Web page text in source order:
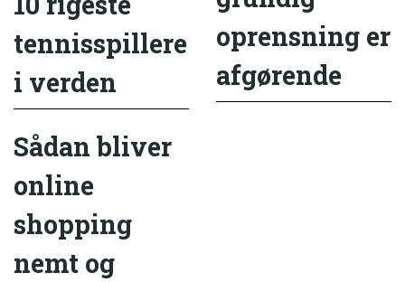
tennisspillere
i verden
oprensning er
afgørende
Sådan bliver
online
shopping
nemt og